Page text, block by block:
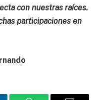
con nuestras raíces.
participaciones en